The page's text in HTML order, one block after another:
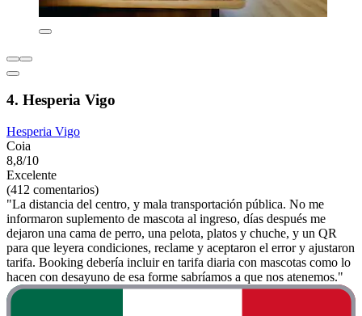
4. Hesperia Vigo
Hesperia Vigo
Coia
8,8/10
Excelente
(412 comentarios)
"La distancia del centro, y mala transportación pública. No me
informaron suplemento de mascota al ingreso, días después me
dejaron una cama de perro, una pelota, platos y chuche, y un QR
para que leyera condiciones, reclame y aceptaron el error y ajustaron
tarifa. Booking debería incluir en tarifa diaria con mascotas como lo
hacen con desayuno de esa forme sabríamos a que nos atenemos."